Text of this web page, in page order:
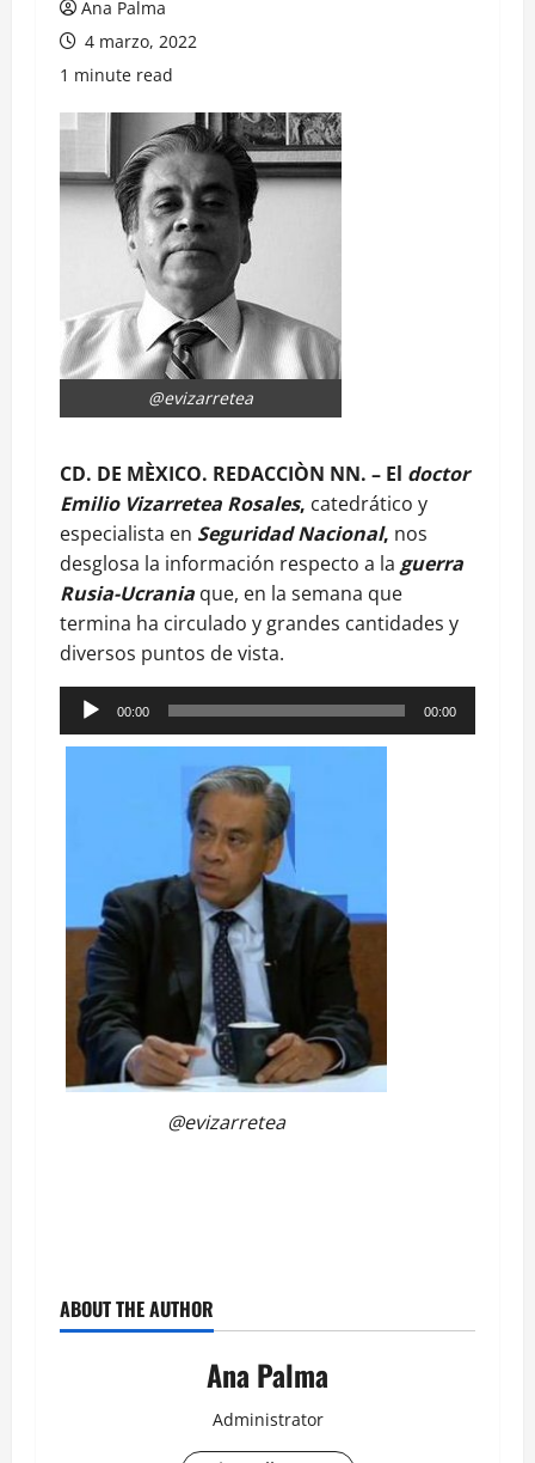
Ana Palma
4 marzo, 2022
1 minute read
@evizarretea
CD. DE MÈXICO. REDACCIÒN NN. – El doctor
Emilio Vizarretea Rosales, catedrático y
especialista en Seguridad Nacional, nos
desglosa la información respecto a la guerra
Rusia-Ucrania que, en la semana que
termina ha circulado y grandes cantidades y
diversos puntos de vista.
Reproductor
de
00:00 00:00
@evizarretea
ABOUT THE AUTHOR
Ana Palma
Administrator